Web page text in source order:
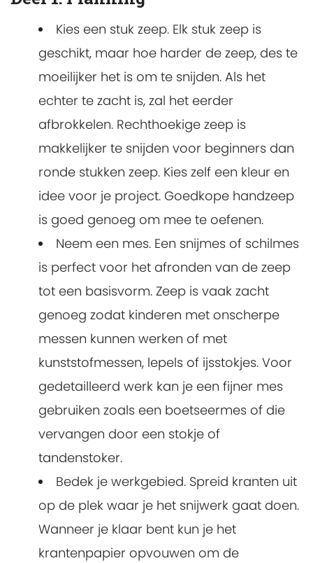
Kies een stuk zeep. Elk stuk zeep is
geschikt, maar hoe harder de zeep, des te
moeilijker het is om te snijden. Als het
echter te zacht is, zal het eerder
afbrokkelen. Rechthoekige zeep is
makkelijker te snijden voor beginners dan
ronde stukken zeep. Kies zelf een kleur en
idee voor je project. Goedkope handzeep
is goed genoeg om mee te oefenen.
Neem een mes. Een snijmes of schilmes
is perfect voor het afronden van de zeep
tot een basisvorm. Zeep is vaak zacht
genoeg zodat kinderen met onscherpe
messen kunnen werken of met
kunststofmessen, lepels of ijsstokjes. Voor
gedetailleerd werk kan je een fijner mes
gebruiken zoals een boetseermes of die
vervangen door een stokje of
tandenstoker.
Bedek je werkgebied. Spreid kranten uit
op de plek waar je het snijwerk gaat doen.
Wanneer je klaar bent kun je het
krantenpapier opvouwen om de